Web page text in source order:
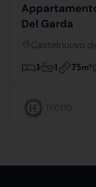
Del Garda
Castelnuovo
3 1 75m2
TFC170